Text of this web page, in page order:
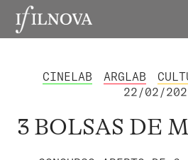
CINELAB ARGLAB
22/02/
3 BOLSAS DE